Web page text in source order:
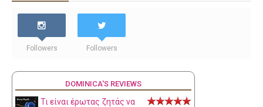
Followers Followers
DOMINICA'S REVIEWS
Τι είναι έρωτας ζητάς να